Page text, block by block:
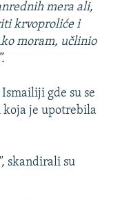
mera ali,
krvoproliće i
moram, učlinio
gde su se
koja je upotrebila
skandirali su